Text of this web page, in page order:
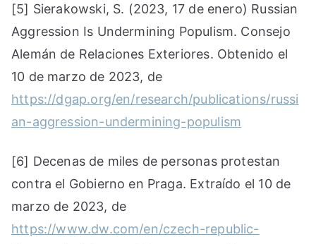
[5] Sierakowski, S. (2023, 17 de enero) Russian
Aggression Is Undermining Populism. Consejo
Alemán de Relaciones Exteriores. Obtenido el
10 de marzo de 2023, de
https://dgap.org/en/research/publications/russi
an-aggression-undermining-populism
[6] Decenas de miles de personas protestan
contra el Gobierno en Praga. Extraído el 10 de
marzo de 2023, de
https://www.dw.com/en/czech-republic-